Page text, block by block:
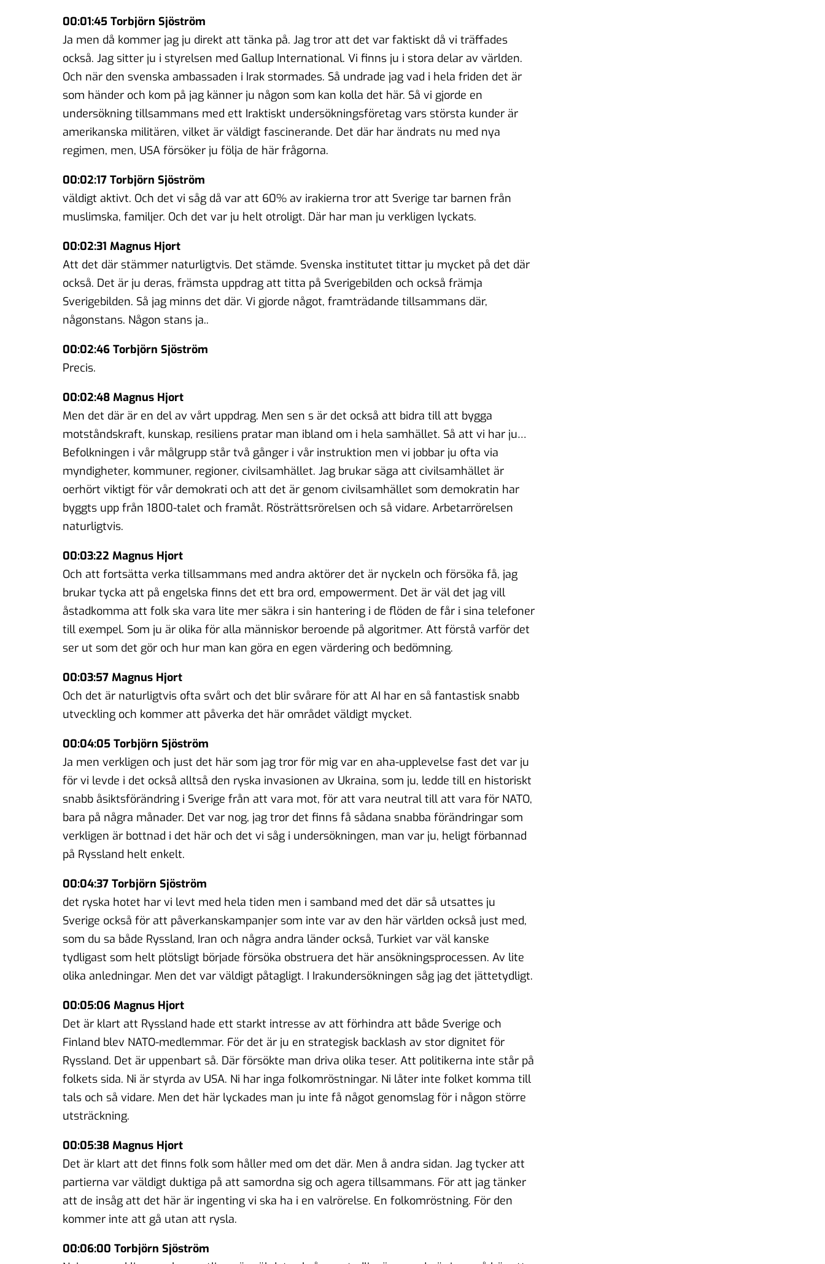
00:01:45 Torbjörn Sjöström
Ja men då kommer jag ju direkt att tänka på. Jag tror att det var faktiskt då vi träffades
också. Jag sitter ju i styrelsen med Gallup International. Vi finns ju i stora delar av världen.
Och när den svenska ambassaden i Irak stormades. Så undrade jag vad i hela friden det är
som händer och kom på jag känner ju någon som kan kolla det här. Så vi gjorde en
undersökning tillsammans med ett Iraktiskt undersökningsföretag vars största kunder är
amerikanska militären, vilket är väldigt fascinerande. Det där har ändrats nu med nya
regimen, men, USA försöker ju följa de här frågorna.
00:02:17 Torbjörn Sjöström
väldigt aktivt. Och det vi såg då var att 60% av irakierna tror att Sverige tar barnen från
muslimska, familjer. Och det var ju helt otroligt. Där har man ju verkligen lyckats.
00:02:31 Magnus Hjort
Att det där stämmer naturligtvis. Det stämde. Svenska institutet tittar ju mycket på det där
också. Det är ju deras, främsta uppdrag att titta på Sverigebilden och också främja
Sverigebilden. Så jag minns det där. Vi gjorde något, framträdande tillsammans där,
någonstans. Någon stans ja..
00:02:46 Torbjörn Sjöström
Precis.
00:02:48 Magnus Hjort
Men det där är en del av vårt uppdrag. Men sen s är det också att bidra till att bygga
motståndskraft, kunskap, resiliens pratar man ibland om i hela samhället. Så att vi har ju…
Befolkningen i vår målgrupp står två gånger i vår instruktion men vi jobbar ju ofta via
myndigheter, kommuner, regioner, civilsamhället. Jag brukar säga att civilsamhället är
oerhört viktigt för vår demokrati och att det är genom civilsamhället som demokratin har
byggts upp från 1800-talet och framåt. Rösträttsrörelsen och så vidare. Arbetarrörelsen
naturligtvis.
00:03:22 Magnus Hjort
Och att fortsätta verka tillsammans med andra aktörer det är nyckeln och försöka få, jag
brukar tycka att på engelska finns det ett bra ord, empowerment. Det är väl det jag vill
åstadkomma att folk ska vara lite mer säkra i sin hantering i de flöden de får i sina telefoner
till exempel. Som ju är olika för alla människor beroende på algoritmer. Att förstå varför det
ser ut som det gör och hur man kan göra en egen värdering och bedömning.
00:03:57 Magnus Hjort
Och det är naturligtvis ofta svårt och det blir svårare för att AI har en så fantastisk snabb
utveckling och kommer att påverka det här området väldigt mycket.
00:04:05 Torbjörn Sjöström
Ja men verkligen och just det här som jag tror för mig var en aha-upplevelse fast det var ju
för vi levde i det också alltså den ryska invasionen av Ukraina, som ju, ledde till en historiskt
snabb åsiktsförändring i Sverige från att vara mot, för att vara neutral till att vara för NATO,
bara på några månader. Det var nog, jag tror det finns få sådana snabba förändringar som
verkligen är bottnad i det här och det vi såg i undersökningen, man var ju, heligt förbannad
på Ryssland helt enkelt.
00:04:37 Torbjörn Sjöström
det ryska hotet har vi levt med hela tiden men i samband med det där så utsattes ju
Sverige också för att påverkanskampanjer som inte var av den här världen också just med,
som du sa både Ryssland, Iran och några andra länder också, Turkiet var väl kanske
tydligast som helt plötsligt började försöka obstruera det här ansökningsprocessen. Av lite
olika anledningar. Men det var väldigt påtagligt. I Irakundersökningen såg jag det jättetydligt.
00:05:06 Magnus Hjort
Det är klart att Ryssland hade ett starkt intresse av att förhindra att både Sverige och
Finland blev NATO-medlemmar. För det är ju en strategisk backlash av stor dignitet för
Ryssland. Det är uppenbart så. Där försökte man driva olika teser. Att politikerna inte står på
folkets sida. Ni är styrda av USA. Ni har inga folkomröstningar. Ni låter inte folket komma till
tals och så vidare. Men det här lyckades man ju inte få något genomslag för i någon större
utsträckning.
00:05:38 Magnus Hjort
Det är klart att det finns folk som håller med om det där. Men å andra sidan. Jag tycker att
partierna var väldigt duktiga på att samordna sig och agera tillsammans. För att jag tänker
att de insåg att det här är ingenting vi ska ha i en valrörelse. En folkomröstning. För den
kommer inte att gå utan att rysla.
00:06:00 Torbjörn Sjöström